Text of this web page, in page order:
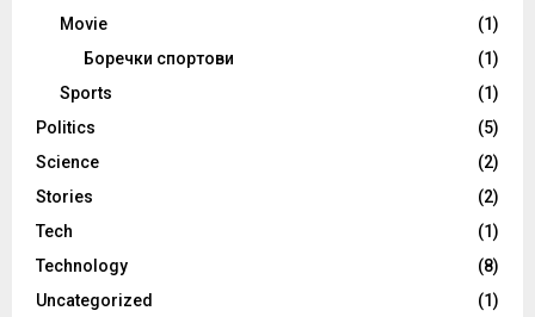
Movie
(1)
Боречки спортови
(1)
Sports
(1)
Politics
(5)
Science
(2)
Stories
(2)
Tech
(1)
Technology
(8)
Uncategorized
(1)